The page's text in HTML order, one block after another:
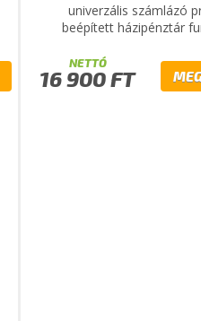
univerzális számlázó
beépített házipénztár
NETTÓ
16 900 FT